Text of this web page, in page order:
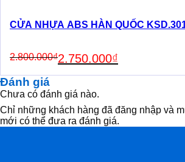
CỬA NHỰA ABS HÀN QUỐC
2.800.000₫
price
was:
2.750.000₫
price
is:
Đánh giá
Chưa có đánh giá nào.
Chỉ những khách hàng đã đăng nhập và
mới có thể đưa ra đánh giá.